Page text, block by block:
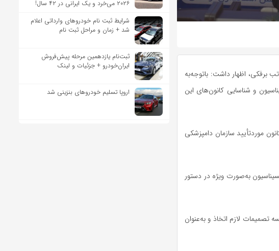
برفکی، اظهار داشت: باتوجه‌به
و شناسایی کانون‌های این
هفت کانون موردتأیید سازمان دامپزشکی
به‌صورت ویژه در دستور
تصمیمات لازم اتخاذ و به‌عنوان
۲۰۲۶ می‌خرد و یک ایرانی در ۴۲ سال!
شرایط ثبت نام خودروهای وارداتی اعلام
شد + زمان و مراحل ثبت نام
ثبت‌نام یازدهمین مرحله پیش‌فروش
ایران‌خودرو + جزئیات و لینک
اروپا تسلیم خودروهای بنزینی شد